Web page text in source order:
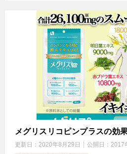
メグリスリコピンプラスの効
更新日： 2020年8月29日 公開日： 2017